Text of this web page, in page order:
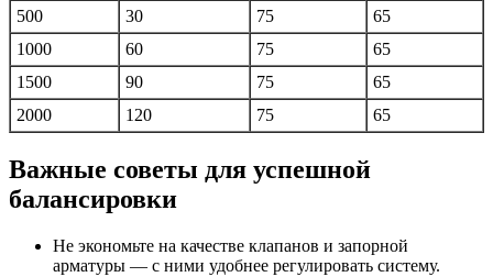
500 30 75
65
1000
60 75
65
1500
90 75
65
2000
120 75 65
Важные советы для успешной
балансировки
Не экономьте на качестве клапанов и запорной
арматуры — с ними удобнее регулировать систему.